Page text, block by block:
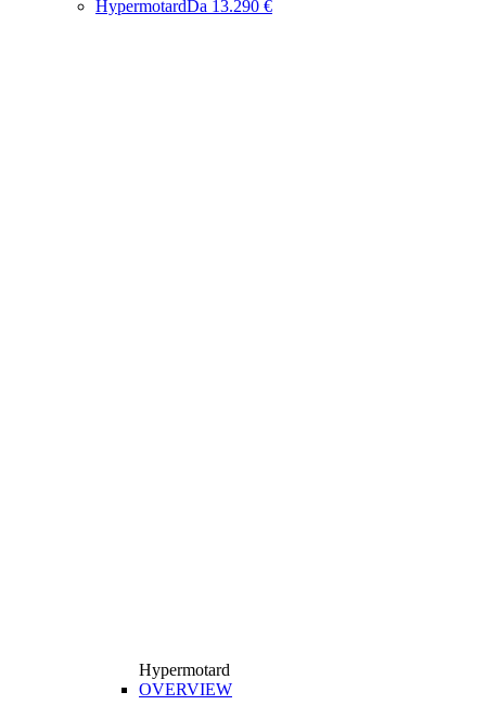
HypermotardDa 13.290 €
Hypermotard
OVERVIEW